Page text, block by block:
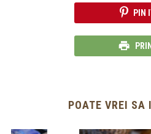
PIN
POATE VREI SA